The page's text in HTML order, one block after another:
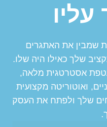
שמבין את האתגרים
שלך כאילו היה שלו.
אסטרטגית מלאה,
ואוטוריטה מקצועית
שלך ולפתח את העסק